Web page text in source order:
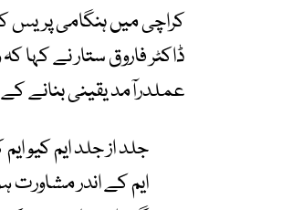
کراچی میں ہنگامی پریس
ڈاکٹر فاروق ستار نے
عملدرآمد یقینی بنانے کے
جلد از جلد ایم کیو